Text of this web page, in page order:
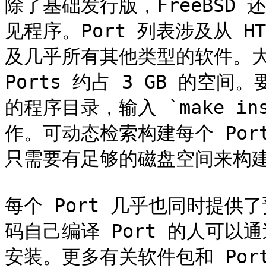
除了基础发行版，FreeBSD
见程序。Port 列表涉及从
及几乎所有其他类型的软件
Ports 约占 3 GB 的空间。
的程序目录，输入 `make
作。可动态检索构建每个
只需要有足够的磁盘空间来
每个 Port 几乎也同时提供了
码自己编译 Port 的人可以
安装。更多有关软件包和